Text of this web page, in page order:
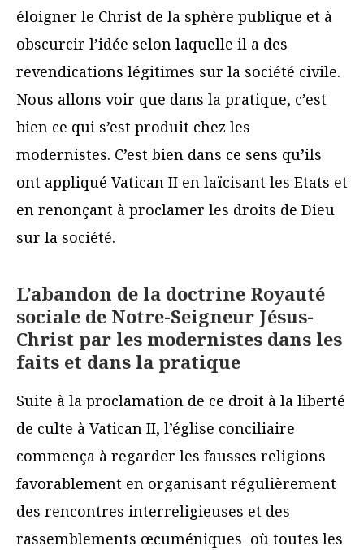
éloigner le Christ de la sphère publique et à
obscurcir l’idée selon laquelle il a des
revendications légitimes sur la société civile.
Nous allons voir que dans la pratique, c’est
bien ce qui s’est produit chez les
modernistes. C’est bien dans ce sens qu’ils
ont appliqué Vatican II en laïcisant les Etats et
en renonçant à proclamer les droits de Dieu
sur la société.
L’abandon de la doctrine Royauté
sociale de Notre-Seigneur Jésus-
Christ par les modernistes dans les
faits et dans la pratique
Suite à la proclamation de ce droit à la liberté
de culte à Vatican II, l’église conciliaire
commença à regarder les fausses religions
favorablement en organisant régulièrement
des rencontres interreligieuses et des
rassemblements œcuméniques où toutes les